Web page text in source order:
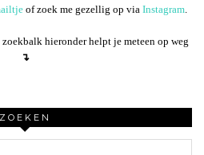
of zoek me gezellig op via Instagram
hieronder helpt je meteen op weg
↴
ZOEKEN